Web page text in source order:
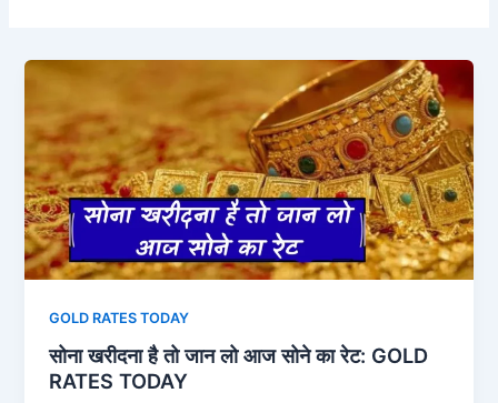
GOLD RATES TODAY
सोना खरीदना है तो जान लो आज सोने का रेट: GOLD
RATES TODAY